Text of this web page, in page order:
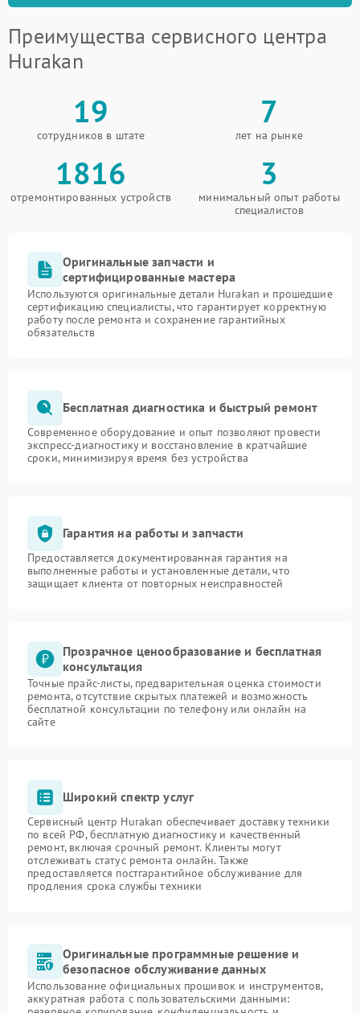
Преимущества сервисного центра
Hurakan
19
сотрудников в штате
7
лет на рынке
1816
отремонтированных устройств
3
минимальный опыт работы
специалистов
Оригинальные запчасти и
сертифицированные мастера
Используются оригинальные детали Hurakan и прошедшие
сертификацию специалисты, что гарантирует корректную
работу после ремонта и сохранение гарантийных
обязательств
Бесплатная диагностика и быстрый ремонт
Современное оборудование и опыт позволяют провести
экспресс-диагностику и восстановление в кратчайшие
сроки, минимизируя время без устройства
Гарантия на работы и запчасти
Предоставляется документированная гарантия на
выполненные работы и установленные детали, что
защищает клиента от повторных неисправностей
Прозрачное ценообразование и бесплатная
консультация
Точные прайс-листы, предварительная оценка стоимости
ремонта, отсутствие скрытых платежей и возможность
бесплатной консультации по телефону или онлайн на
сайте
Широкий спектр услуг
Сервисный центр Hurakan обеспечивает доставку техники
по всей РФ, бесплатную диагностику и качественный
ремонт, включая срочный ремонт. Клиенты могут
отслеживать статус ремонта онлайн. Также
предоставляется постгарантийное обслуживание для
продления срока службы техники
Оригинальные программные решение и
безопасное обслуживание данных
Использование официальных прошивок и инструментов,
аккуратная работа с пользовательскими данными: